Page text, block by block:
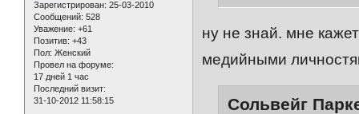
Зарегистрирован: 25-03-2010
Сообщений: 528
Уважение: +61
Позитив: +43
Пол: Женский
Провел на форуме:
17 дней 1 час
Последний визит:
31-10-2012 11:58:15
ну не знай. мне
медийными
Сольвейг